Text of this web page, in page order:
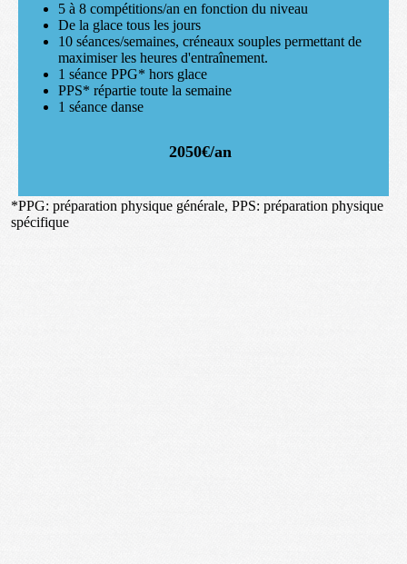
5 à 8 compétitions/an en fonction du niveau
De la glace tous les jours
10 séances/semaines, créneaux souples permettant de
maximiser les heures d'entraînement.
1 séance PPG* hors glace
PPS* répartie toute la semaine
1 séance danse
2050€/an
*PPG: préparation physique générale, PPS: préparation physique
spécifique